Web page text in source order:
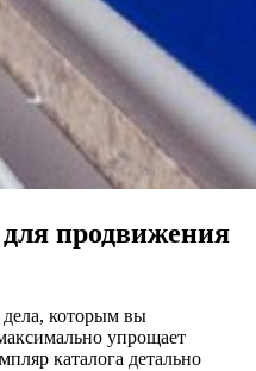
продвижения
дела, которым вы
упрощает
каталога детально